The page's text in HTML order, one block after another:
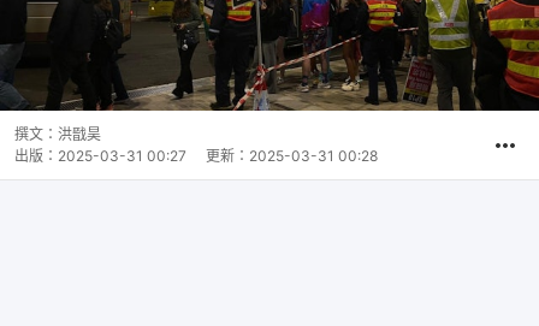
撰文： 洪戩昊
出版： 2025-03-31 00:27 更新： 2025-03-31 00:28